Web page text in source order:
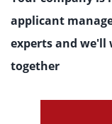
applicant
experts and
together